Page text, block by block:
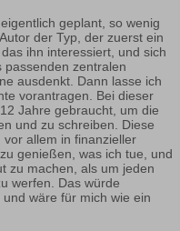
geplant, so wenig
der Typ, der zuerst ein
ihn interessiert, und sich
zentralen
ausdenkt. Dann lasse ich
vorantragen. Bei dieser
Jahre gebraucht, um die
und zu schreiben. Diese
allem in finanzieller
genießen, was ich tue, und
zu machen, als um jeden
werfen. Das würde
wäre für mich wie ein